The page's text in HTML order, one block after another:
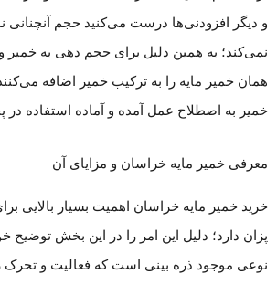
و دیگر افزودنی‌ها درست می‌کنید حجم آنچنانی
نمی‌کند؛ به همین دلیل برای حجم دهی به خمیر
همان خمیر مایه را به ترکیب خمیر اضافه
خمیر به اصطلاح عمل آمده و آماده استفاده
معرفی خمیر مایه خراسان و مزایای آن
خرید خمیر مایه خراسان اهمیت بسیار بالایی
پزان دارد؛ دلیل این امر را در این بخش توضیح
نوعی موجود ذره بینی است که فعالیت و تحرک